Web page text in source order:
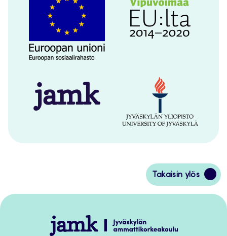
Takaisin ylös
Siirry
takaisin
Jamk
–